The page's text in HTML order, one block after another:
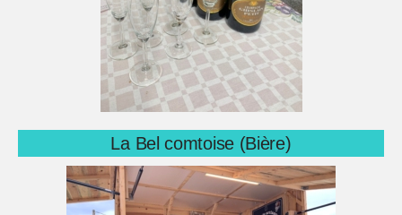
La Bel comtoise (Bière)